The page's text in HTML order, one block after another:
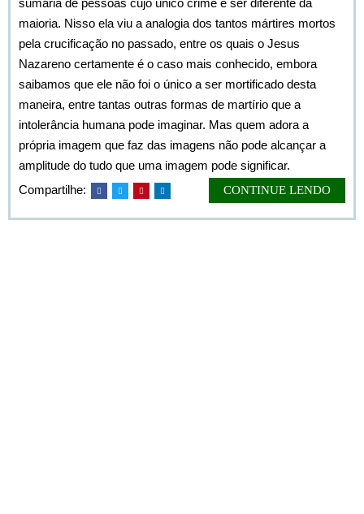
sumária de pessoas cujo único crime é ser diferente da
maioria. Nisso ela viu a analogia dos tantos mártires mortos
pela crucificação no passado, entre os quais o Jesus
Nazareno certamente é o caso mais conhecido, embora
saibamos que ele não foi o único a ser mortificado desta
maneira, entre tantas outras formas de martírio que a
intolerância humana pode imaginar. Mas quem adora a
própria imagem que faz das imagens não pode alcançar a
amplitude do tudo que uma imagem pode significar.
Compartilhe:
CONTINUE LENDO